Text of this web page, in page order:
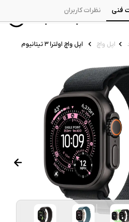
اپل واچ اپل واچ اولترا ۳ تیتانیوم
فنی نظرات کاربران